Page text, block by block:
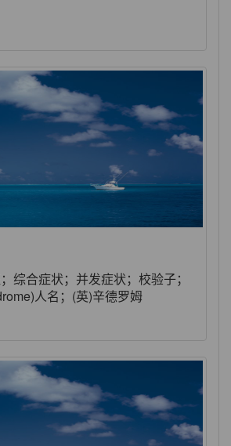
综合症状；并发症状；校验子；
人名；(英)辛德罗姆